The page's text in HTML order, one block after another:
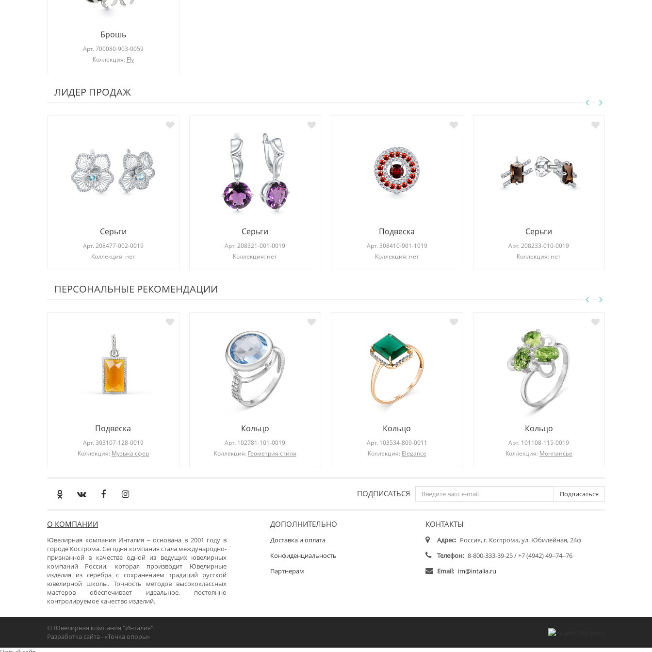
Брошь
Арт. 700080-903-0059
Коллекция: Fly
ЛИДЕР ПРОДАЖ
Серьги
Арт. 208477-002-0019
Коллекция: нет
Серьги
Арт.208321-001-0019
Коллекция: нет
Подвеска
Арт. 308410-901-1019
Коллекция: нет
Серьги
Арт.208233-010-0019
Коллекция: нет
ПЕРСОНАЛЬНЫЕ РЕКОМЕНДАЦИИ
Подвеска
Арт. 303107-128-0019
Коллекция: Музыка сфер
Кольцо
Арт. 102781-101-0019
Коллекция: Геометрия стиля
Кольцо
Арт. 103534-809-0011
Коллекция: Elegance
Кольцо
Арт. 101108-115-0019
Коллекция: Монпансье
ПОДПИСАТЬСЯ Подписаться
О КОМПАНИИ
Ювелирная компания Инталия – основана в 2001 году в
городе Кострома. Сегодня компания стала международно-
признанной в качестве одной из ведущих ювелирных
компаний России, которая производит Ювелирные
изделия из серебра с сохранением традиций русской
ювелирной школы. Точность методов высококлассных
мастеров обеспечивает идеальное, постоянно
контролируемое качество изделий.
ДОПОЛНИТЕЛЬНО
Доставка и оплата
Конфиденциальность
Партнерам
КОНТАКТЫ
Адрес: Россия, г. Кострома, ул. Юбилейная, 24ф
Телефон: 8-800-333-39-25 / +7 (4942) 49‒74‒76
Email: im@intalia.ru
© Ювелирная компания "Инталия"
Разработка сайта -«Точка опоры»